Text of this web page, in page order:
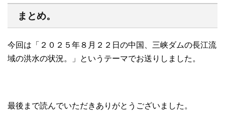
まとめ。
今回は「２０２５年８月２２日の中国、三峡ダムの長江流
域の洪水の状況。」というテーマでお送りしました。
最後まで読んでいただきありがとうございました。